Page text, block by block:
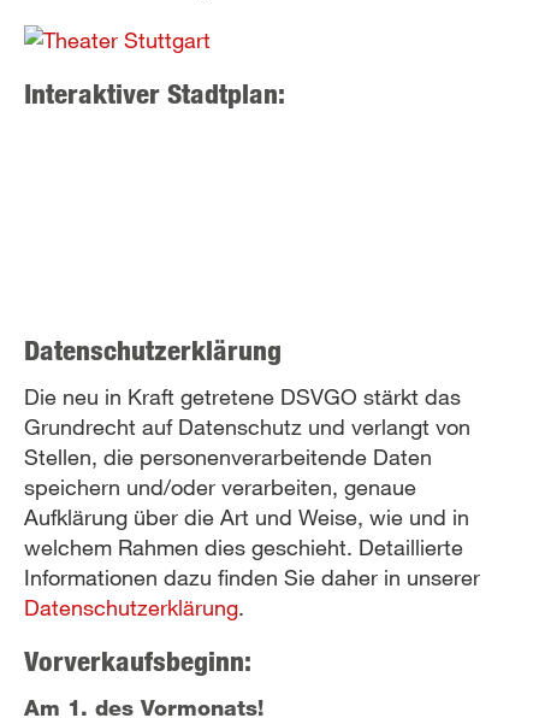
Interaktiver Stadtplan:
Datenschutzerklärung
Die neu in Kraft getretene DSVGO stärkt das
Grundrecht auf Datenschutz und verlangt von
Stellen, die personenverarbeitende Daten
speichern und/oder verarbeiten, genaue
Aufklärung über die Art und Weise, wie und in
welchem Rahmen dies geschieht. Detaillierte
Informationen dazu finden Sie daher in unserer
Datenschutzerklärung.
Vorverkaufsbeginn:
Am 1. des Vormonats!